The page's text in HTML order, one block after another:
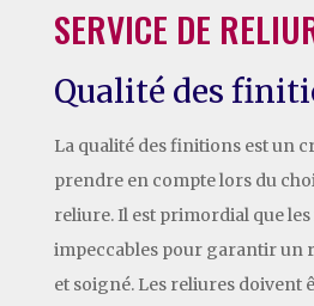
SERVICE DE
Qualité des
La qualité des finitions est un
prendre en compte lors du
reliure. Il est primordial que
impeccables pour garantir un
et soigné. Les reliures doivent